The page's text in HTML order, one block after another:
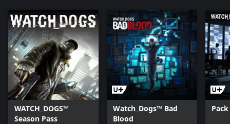
WATCH_DOGS™
Season Pass
Watch_Dogs™ Bad
Blood